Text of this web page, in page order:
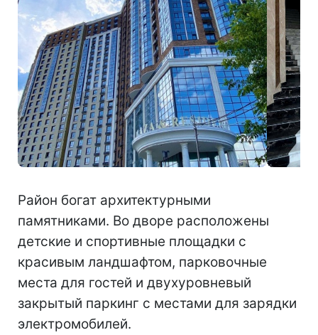
Район богат архитектурными
памятниками. Во дворе расположены
детские и спортивные площадки с
красивым ландшафтом, парковочные
места для гостей и двухуровневый
закрытый паркинг с местами для зарядки
электромобилей.